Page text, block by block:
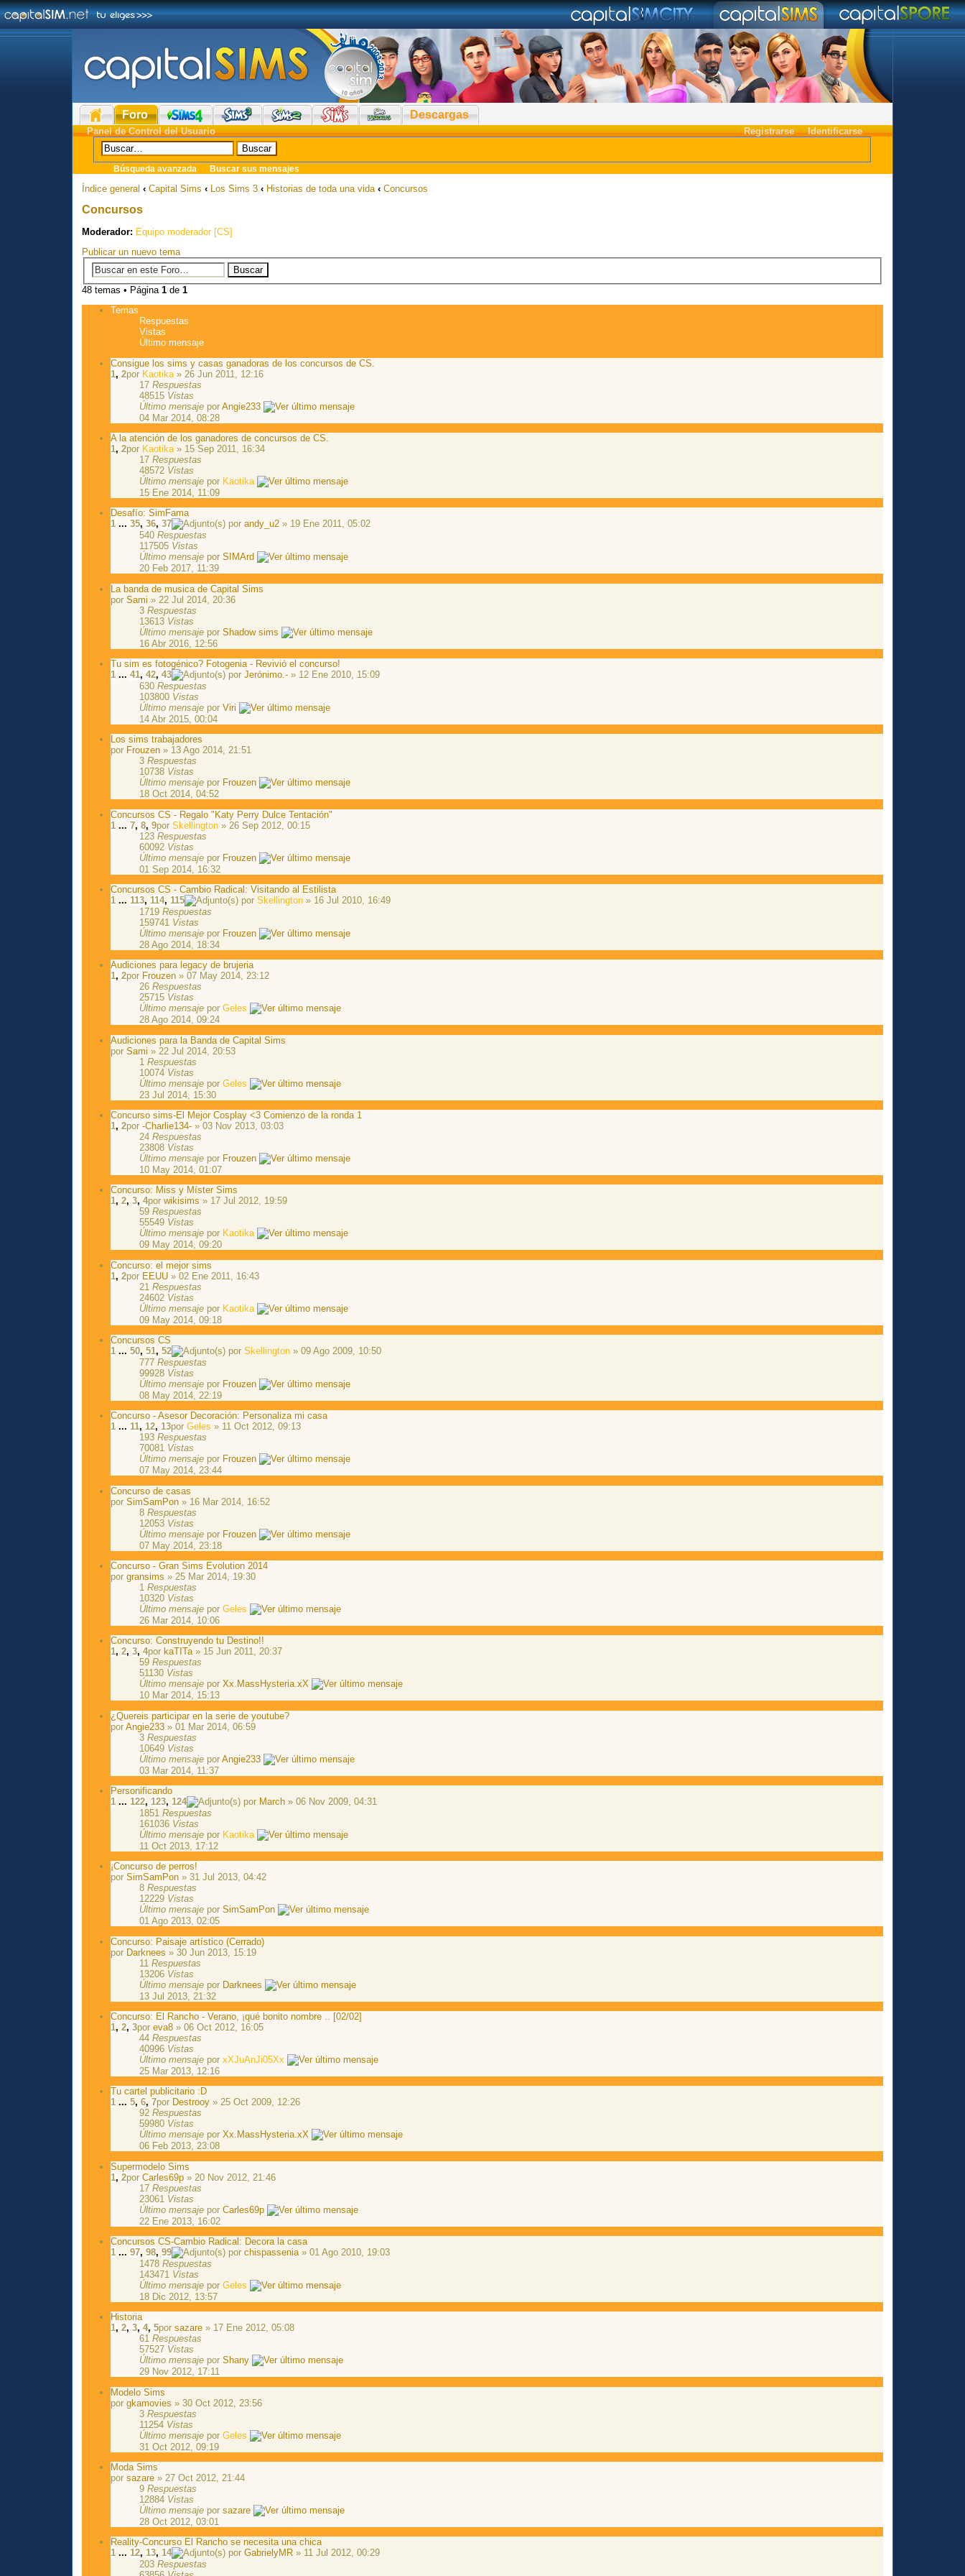
Foro Descargas
Registrarse Identificarse
Panel de Control del Usuario
Búsqueda avanzada Buscar sus mensajes
Índice general ‹ Capital Sims ‹ Los Sims 3 ‹ Historias de toda una vida ‹ Concursos
Concursos
Moderador: Equipo moderador [CS]
Publicar un nuevo tema
48 temas • Página1 de1
Temas
Respuestas
Vistas
Último mensaje
Consigue los sims y casas ganadoras de los concursos de CS.
1,2por Kaotika » 26 Jun 2011, 12:16
17Respuestas
48515 Vistas
Último mensaje porAngie233
04 Mar 2014, 08:28
A la atención de los ganadores de concursos de CS.
1,2por Kaotika» 15 Sep 2011, 16:34
17Respuestas
48572 Vistas
Último mensaje por Kaotika
15 Ene 2014, 11:09
Desafío: SimFama
1 ...35,36,37 porandy_u2 » 19 Ene 2011, 05:02
540Respuestas
117505 Vistas
Último mensaje porSIMArd
20 Feb 2017, 11:39
La banda de musica de Capital Sims
porSami » 22 Jul 2014, 20:36
3Respuestas
13613 Vistas
Último mensaje porShadow sims
16 Abr 2016, 12:56
Tu sim es fotogénico? Fotogenia - Revivió el concurso!
1 ...41,42,43 porJerónimo.- » 12 Ene 2010, 15:09
630Respuestas
103800 Vistas
Último mensaje porViri
14 Abr 2015, 00:04
Los sims trabajadores
por Frouzen » 13 Ago 2014, 21:51
3Respuestas
10738 Vistas
Último mensaje por Frouzen
18 Oct 2014, 04:52
Concursos CS - Regalo "Katy Perry Dulce Tentación"
1 ...7,8,9porSkellington » 26 Sep 2012, 00:15
123Respuestas
60092 Vistas
Último mensaje por Frouzen
01 Sep 2014, 16:32
Concursos CS - Cambio Radical: Visitando al Estilista
1 ... 113, 114, 115 porSkellington » 16 Jul 2010, 16:49
1719Respuestas
159741 Vistas
Último mensaje por Frouzen
28 Ago 2014, 18:34
Audiciones para legacy de brujeria
1,2por Frouzen » 07 May 2014, 23:12
26Respuestas
25715 Vistas
Último mensaje porGeles
28 Ago 2014, 09:24
Audiciones para la Banda de Capital Sims
porSami » 22 Jul 2014, 20:53
1Respuestas
10074 Vistas
Último mensaje porGeles
23 Jul 2014, 15:30
Concurso sims-El Mejor Cosplay <3 Comienzo de la ronda 1
1,2por-Charlie134- » 03 Nov 2013, 03:03
24Respuestas
23808 Vistas
Último mensaje por Frouzen
10 May 2014, 01:07
Concurso: Miss y Míster Sims
1,2,3,4porwikisims » 17 Jul 2012, 19:59
59Respuestas
55549 Vistas
Último mensaje por Kaotika
09 May 2014, 09:20
Concurso: el mejor sims
1,2por EEUU » 02 Ene 2011, 16:43
21Respuestas
24602 Vistas
Último mensaje por Kaotika
09 May 2014, 09:18
Concursos CS
1 ...50,51,52 porSkellington » 09 Ago 2009, 10:50
777Respuestas
99928 Vistas
Último mensaje por Frouzen
08 May 2014, 22:19
Concurso - Asesor Decoración: Personaliza mi casa
1 ...11,12,13porGeles » 11 Oct 2012, 09:13
193Respuestas
70081 Vistas
Último mensaje por Frouzen
07 May 2014, 23:44
Concurso de casas
porSimSamPon » 16 Mar 2014, 16:52
8Respuestas
12053 Vistas
Último mensaje por Frouzen
07 May 2014, 23:18
Concurso - Gran Sims Evolution 2014
porgransims » 25 Mar 2014, 19:30
1Respuestas
10320 Vistas
Último mensaje porGeles
26 Mar 2014, 10:06
Concurso: Construyendo tu Destino!!
1,2,3,4por kaTITa» 15 Jun 2011, 20:37
59Respuestas
51130 Vistas
Último mensaje porXx.MassHysteria.xX
10 Mar 2014, 15:13
¿Quereis participar en la serie de youtube?
porAngie233 » 01 Mar 2014, 06:59
3Respuestas
10649 Vistas
Último mensaje porAngie233
03 Mar 2014, 11:37
Personificando
1 ... 122, 123, 124 por March » 06 Nov 2009, 04:31
1851Respuestas
161036 Vistas
Último mensaje por Kaotika
11 Oct 2013, 17:12
¡Concurso de perros!
porSimSamPon » 31 Jul 2013, 04:42
8Respuestas
12229 Vistas
Último mensaje porSimSamPon
01 Ago 2013, 02:05
Concurso: Paisaje artístico (Cerrado)
por Darknees » 30 Jun 2013, 15:19
11Respuestas
13206 Vistas
Último mensaje por Darknees
13 Jul 2013, 21:32
Concurso: El Rancho - Verano, ¡qué bonito nombre .. [02/02]
1,2,3poreva8 » 06 Oct 2012, 16:05
44Respuestas
40996 Vistas
Último mensaje porxXJuAnJi05Xx
25 Mar 2013, 12:16
Tu cartel publicitario :D
1 ...5,6,7por Destrooy » 25 Oct 2009, 12:26
92Respuestas
59980 Vistas
Último mensaje porXx.MassHysteria.xX
06 Feb 2013, 23:08
Supermodelo Sims
1,2porCarles69p » 20 Nov 2012, 21:46
17Respuestas
23061 Vistas
Último mensaje porCarles69p
22 Ene 2013, 16:02
Concursos CS-Cambio Radical: Decora la casa
1 ...97,98,99 porchispassenia » 01 Ago 2010, 19:03
1478Respuestas
143471 Vistas
Último mensaje porGeles
18 Dic 2012, 13:57
Historia
1,2,3,4,5porsazare » 17 Ene 2012, 05:08
61Respuestas
57527 Vistas
Último mensaje porShany
29 Nov 2012, 17:11
Modelo Sims
porgkamovies » 30 Oct 2012, 23:56
3Respuestas
11254 Vistas
Último mensaje porGeles
31 Oct 2012, 09:19
Moda Sims
porsazare » 27 Oct 2012, 21:44
9Respuestas
12884 Vistas
Último mensaje porsazare
28 Oct 2012, 03:01
Reality-Concurso El Rancho se necesita una chica
1 ...12,13,14 porGabrielyMR » 11 Jul 2012, 00:29
203Respuestas